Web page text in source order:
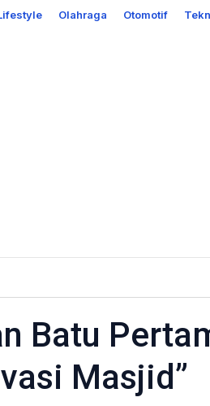
Olahraga Otomotif
Batu
Masjid”